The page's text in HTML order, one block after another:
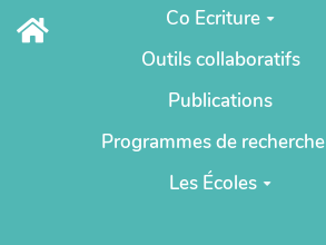
Co Ecriture
Outils collaboratifs
Publications
Programmes de recherche
Les Écoles